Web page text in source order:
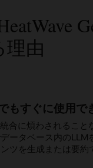
理由
もすぐに使用で
合に煩わされること
ータベース内のLLM
ツを生成または要約